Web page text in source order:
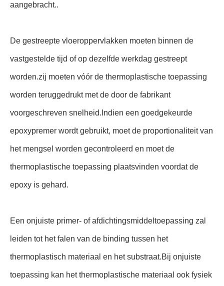
aangebracht..
De gestreepte vloeroppervlakken moeten binnen de
vastgestelde tijd of op dezelfde werkdag gestreept
worden.zij moeten vóór de thermoplastische toepassing
worden teruggedrukt met de door de fabrikant
voorgeschreven snelheid.Indien een goedgekeurde
epoxypremer wordt gebruikt, moet de proportionaliteit van
het mengsel worden gecontroleerd en moet de
thermoplastische toepassing plaatsvinden voordat de
epoxy is gehard.
Een onjuiste primer- of afdichtingsmiddeltoepassing zal
leiden tot het falen van de binding tussen het
thermoplastisch materiaal en het substraat.Bij onjuiste
toepassing kan het thermoplastische materiaal ook fysiek